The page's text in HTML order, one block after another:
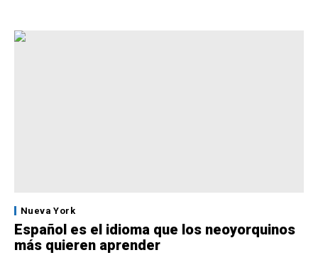
Nueva York
Español es el idioma que los neoyorquinos
más quieren aprender